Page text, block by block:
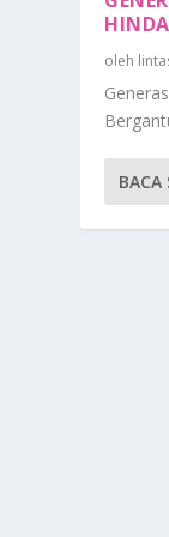
oleh
BACA